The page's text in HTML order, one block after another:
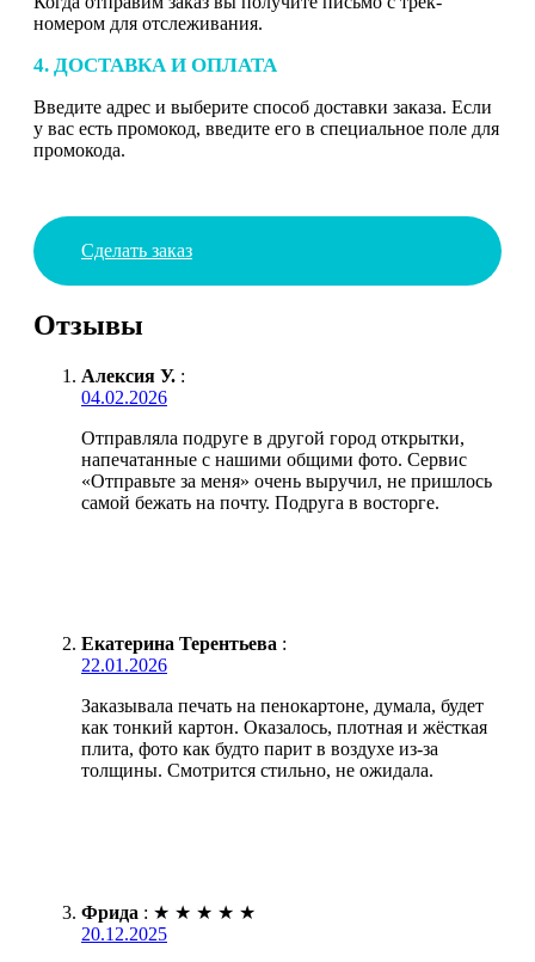
номером для отслеживания.
4. ДОСТАВКА И ОПЛАТА
Введите адрес и выберите способ доставки заказа. Если
у вас есть промокод, введите его в специальное поле для
промокода.
Сделать заказ
Отзывы
Алексия У. :
04.02.2026
Отправляла подруге в другой город открытки,
напечатанные с нашими общими фото. Сервис
«Отправьте за меня» очень выручил, не пришлось
самой бежать на почту. Подруга в восторге.
Екатерина Терентьева :
22.01.2026
Заказывала печать на пенокартоне, думала, будет
как тонкий картон. Оказалось, плотная и жёсткая
плита, фото как будто парит в воздухе из-за
толщины. Смотрится стильно, не ожидала.
Фрида : ★ ★ ★ ★ ★
20.12.2025